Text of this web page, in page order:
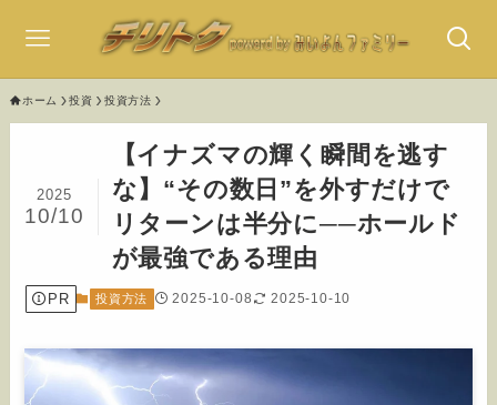
ホーム 投資 投資方法
【イナズマの輝く瞬間を逃す
な】“その数日”を外すだけで
リターンは半分に──ホールド
が最強である理由
2025
10/10
PR 投資方法 2025-10-08 2025-10-10